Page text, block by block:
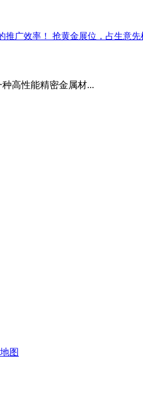
推广效率！ 抢黄金展位，占生意先
高性能精密金属材...
图